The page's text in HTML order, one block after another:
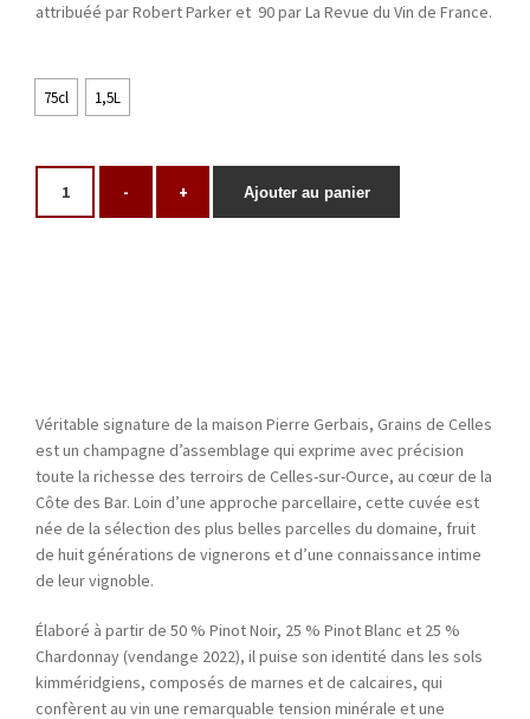
attribuéé par Robert Parker et 90 par La Revue du Vin de France.
75cl 1,5L
- + Ajouter au panier
Véritable signature de la maison Pierre Gerbais, Grains de Celles
est un champagne d’assemblage qui exprime avec précision
toute la richesse des terroirs de Celles-sur-Ource, au cœur de la
Côte des Bar. Loin d’une approche parcellaire, cette cuvée est
née de la sélection des plus belles parcelles du domaine, fruit
de huit générations de vignerons et d’une connaissance intime
de leur vignoble.
Élaboré à partir de 50 % Pinot Noir, 25 % Pinot Blanc et 25 %
Chardonnay (vendange 2022), il puise son identité dans les sols
kimméridgiens, composés de marnes et de calcaires, qui
confèrent au vin une remarquable tension minérale et une